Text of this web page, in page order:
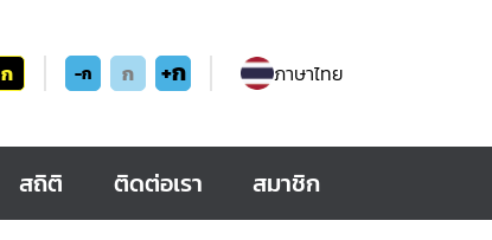
ก -ก ก +ก ภาษาไทย
สถิติ ติดต่อเรา สมาชิก